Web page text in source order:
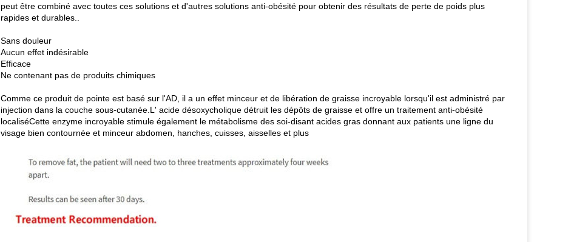
peut être combiné avec toutes ces solutions et d'autres solutions anti-obésité pour obtenir des résultats de perte de poids plus
rapides et durables..
Sans douleur
Aucun effet indésirable
Efficace
Ne contenant pas de produits chimiques
Comme ce produit de pointe est basé sur l'AD, il a un effet minceur et de libération de graisse incroyable lorsqu'il est administré par
injection dans la couche sous-cutanée.L' acide désoxycholique détruit les dépôts de graisse et offre un traitement anti-obésité
localiséCette enzyme incroyable stimule également le métabolisme des soi-disant acides gras donnant aux patients une ligne du
visage bien contournée et minceur abdomen, hanches, cuisses, aisselles et plus